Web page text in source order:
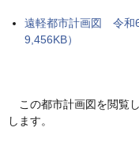
遠軽都市計画図 令和
9,456KB）
この都市計画図を閲覧
します。